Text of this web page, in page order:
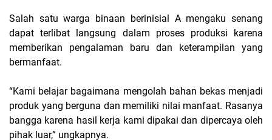
Salah satu warga binaan berinisial A mengaku senang
dapat terlibat langsung dalam proses produksi karena
memberikan pengalaman baru dan keterampilan yang
bermanfaat.
“Kami belajar bagaimana mengolah bahan bekas menjadi
produk yang berguna dan memiliki nilai manfaat. Rasanya
bangga karena hasil kerja kami dipakai dan dipercaya oleh
pihak luar,” ungkapnya.